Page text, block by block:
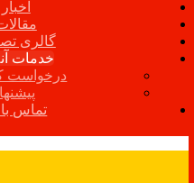
اخبار
گالری
خدمات
درخواست
تماس با